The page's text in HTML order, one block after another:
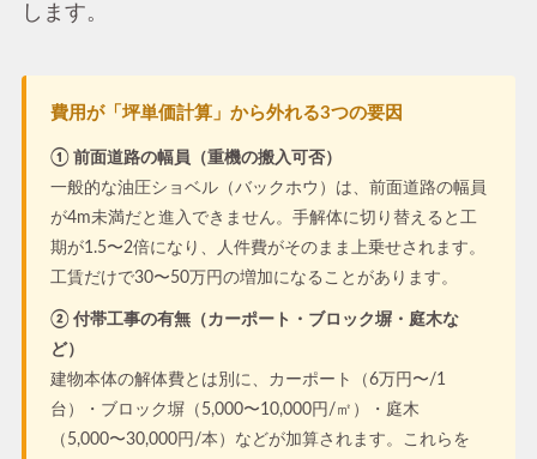
します。
費用が「坪単価計算」から外れる3つの要因
① 前面道路の幅員（重機の搬入可否）
一般的な油圧ショベル（バックホウ）は、前面道路の幅員
が4m未満だと進入できません。手解体に切り替えると工
期が1.5〜2倍になり、人件費がそのまま上乗せされます。
工賃だけで30〜50万円の増加になることがあります。
② 付帯工事の有無（カーポート・ブロック塀・庭木な
ど）
建物本体の解体費とは別に、カーポート（6万円〜/1
台）・ブロック塀（5,000〜10,000円/㎡）・庭木
（5,000〜30,000円/本）などが加算されます。これらを